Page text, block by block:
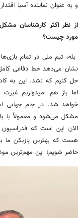
و به عنوان نماینده آسیا
از نظر اکثر کارشناسان
مورد چیست؟
بله، تیم ملی در تمام
نشان می‌دهد خط دفاعی
حل کنیم که نشد. این به
اما باز هم امیدواریم
خواهد شد. در جام جهانی
مشکل می‌شود و معمولاً با
الان این است که فدراسیون
هست که بهترین بازیکن ما
حاضر شویم؛ این مهم‌ترین